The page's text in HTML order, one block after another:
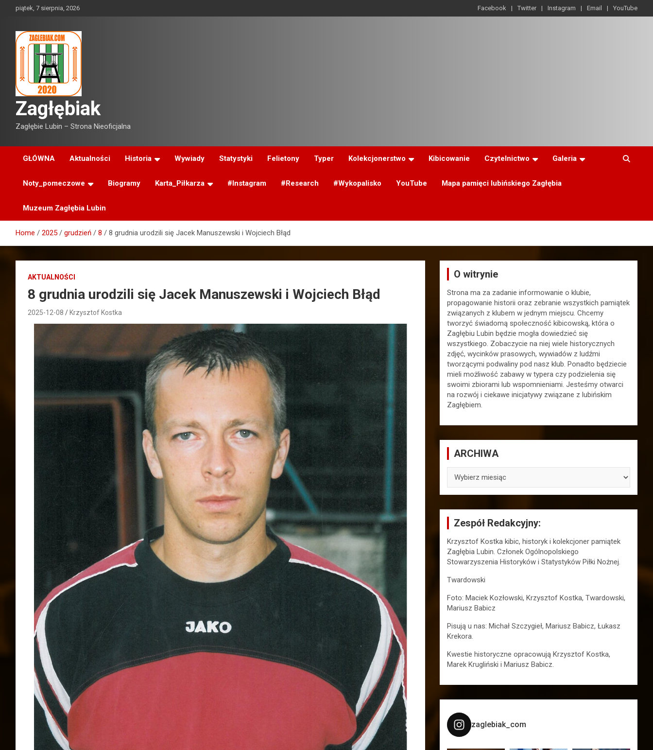
piątek, 7 sierpnia, 2026 Facebook Twitter Instagram Email YouTube
Zagłębiak
Zagłębie Lubin – Strona Nieoficjalna
GŁÓWNA Aktualności Historia Wywiady Statystyki Felietony Typer Kolekcjonerstwo Kibicowanie Czytelnictwo Galeria
Noty_pomeczowe Biogramy Karta_Piłkarza #Instagram #Research #Wykopalisko YouTube Mapa pamięci lubińskiego Zagłębia
Muzeum Zagłębia Lubin
Home 2025 grudzień 8 8 grudnia urodzili się Jacek Manuszewski i Wojciech Błąd
AKTUALNOŚCI
8 grudnia urodzili się Jacek Manuszewski i Wojciech Błąd
2025-12-08 Krzysztof Kostka
O witrynie
Strona ma za zadanie informowanie o klubie,
propagowanie historii oraz zebranie wszystkich pamiątek
związanych z klubem w jednym miejscu. Chcemy
tworzyć świadomą społeczność kibicowską, która o
Zagłębiu Lubin będzie mogła dowiedzieć się
wszystkiego. Zobaczycie na niej wiele historycznych
zdjęć, wycinków prasowych, wywiadów z ludźmi
tworzącymi podwaliny pod nasz klub. Ponadto będziecie
mieli możliwość zabawy w typera czy podzielenia się
swoimi zbiorami lub wspomnieniami. Jesteśmy otwarci
na rozwój i ciekawe inicjatywy związane z lubińskim
Zagłębiem.
ARCHIWA
Zespół Redakcyjny:
Krzysztof Kostka kibic, historyk i kolekcjoner pamiątek
Zagłębia Lubin. Członek Ogólnopolskiego
Stowarzyszenia Historyków i Statystyków Piłki Nożnej.
Twardowski
Foto: Maciek Kozłowski, Krzysztof Kostka, Twardowski,
Mariusz Babicz
Pisują u nas: Michał Szczygieł, Mariusz Babicz, Łukasz
Krekora.
Kwestie historyczne opracowują Krzysztof Kostka,
Marek Krugliński i Mariusz Babicz.
zaglebiak_com